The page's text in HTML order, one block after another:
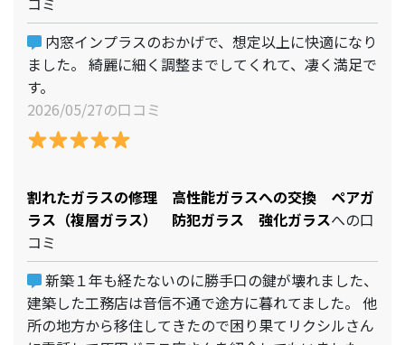
内窓インプラスのおかげで、想定以上に快適になり
ました。 綺麗に細く調整までしてくれて、凄く満足で
す。
2026/05/27の口コミ
割れたガラスの修理 高性能ガラスへの交換 ペアガ
ラス（複層ガラス） 防犯ガラス 強化ガラスへの口
コミ
新築１年も経たないのに勝手口の鍵が壊れました、
建築した工務店は音信不通で途方に暮れてました。 他
所の地方から移住してきたので困り果てリクシルさん